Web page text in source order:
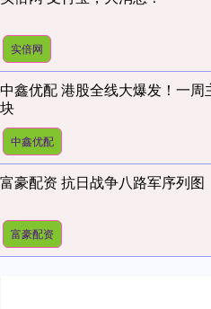
实倍网
中鑫优配 港股全线大爆发！一
块
中鑫优配
富豪配资 抗日战争八路军序列图
富豪配资